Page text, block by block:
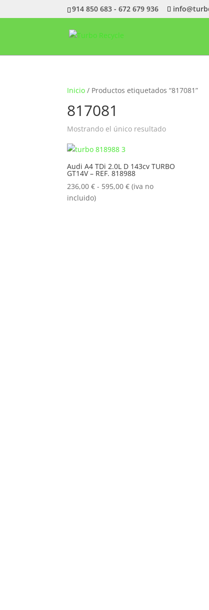
914 850 683 - 672 679 936
Inicio / Productos etiquetados “817081”
817081
Mostrando el único resultado
Audi A4 TDi 2.0L D 143cv TURBO
GT14V – REF. 818988
236,00€ - 595,00€Rango
(iva no
incluido)